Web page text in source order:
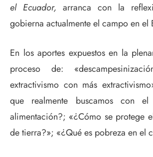
el Ecuador, arranca con la
gobierna actualmente el campo en el
En los aportes expuestos en la
proceso de:
extractivismo con más
que realmente buscamos con
alimentación?; «¿Cómo se protege
de tierra?»; «¿Qué es pobreza en el